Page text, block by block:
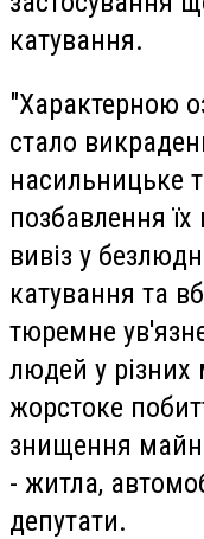
катування.
"Характерною
стало
насильницьке
позбавлення
вивіз у
катування та
тюремне
людей у різних
жорстоке
знищення
- житла,
депутати.